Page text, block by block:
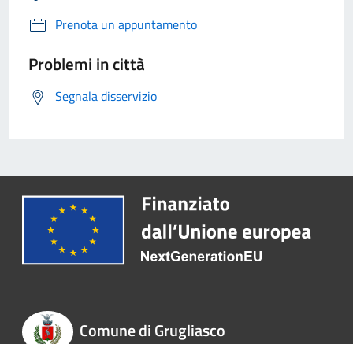
Prenota un appuntamento
Problemi in città
Segnala disservizio
Comune di Grugliasco